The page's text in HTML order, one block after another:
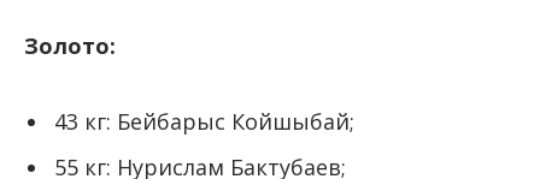
Золото:
43 кг: Бейбарыс Койшыбай;
55 кг: Нурислам Бактубаев;